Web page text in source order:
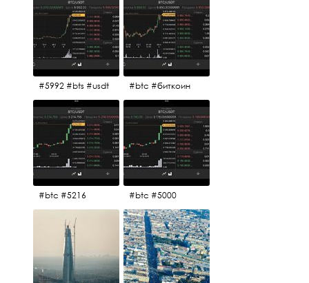
#5992 #bts #usdt #btc #биткоин
#btc #5216 #btc #5000